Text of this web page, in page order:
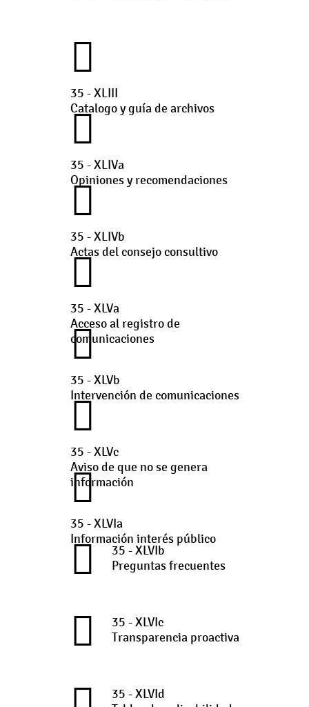
35 - XLIII
Catalogo y guía de archivos
35 - XLIVa
Opiniones y recomendaciones
35 - XLIVb
Actas del consejo consultivo
35 - XLVa
Acceso al registro de
comunicaciones
35 - XLVb
Intervención de comunicaciones
35 - XLVc
Aviso de que no se genera
información
35 - XLVIa
Información interés público
35 - XLVIb
Preguntas frecuentes
35 - XLVIc
Transparencia proactiva
35 - XLVId